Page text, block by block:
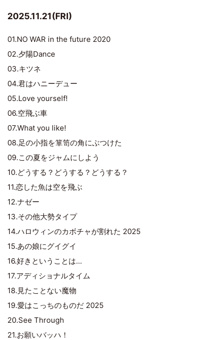
2025.11.21(FRI)
01.NO WAR in the future 2020
02.夕陽Dance
03.キツネ
04.君はハニーデュー
05.Love yourself!
06.空飛ぶ車
07.What you like!
08.足の小指を箪笥の角にぶつけた
09.この夏をジャムにしよう
10.どうする？どうする？どうする？
11.恋した魚は空を飛ぶ
12.ナゼー
13.その他大勢タイプ
14.ハロウィンのカボチャが割れた 2025
15.あの娘にグイグイ
16.好きということは…
17.アディショナルタイム
18.見たことない魔物
19.愛はこっちのものだ 2025
20.See Through
21.お願いバッハ！